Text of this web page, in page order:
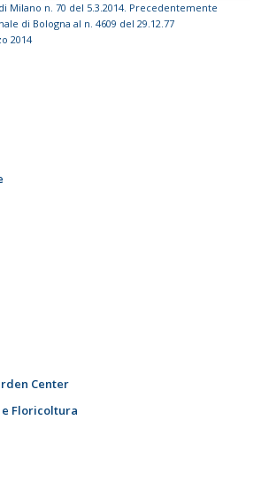
Milano n. 70 del 5.3.2014. Precedentemente
di Bologna al n. 4609 del 29.12.77
2014
Center
Floricoltura